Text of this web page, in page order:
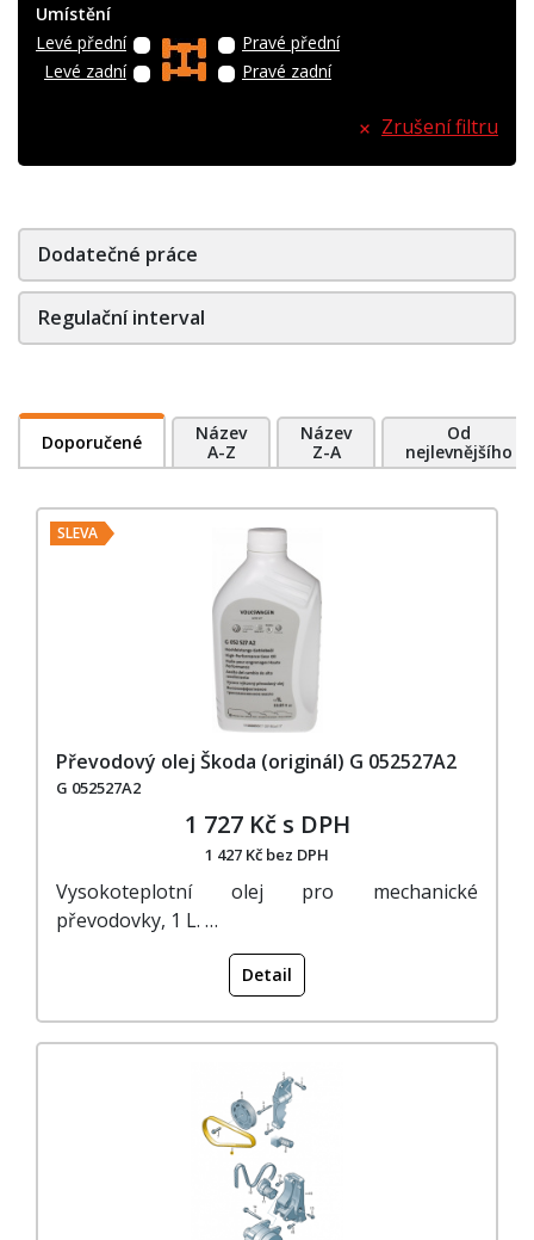
Umístění
Levé přední
Levé zadní
Pravé přední
Pravé zadní
Zrušení filtru
Dodatečné práce
Regulační interval
Doporučené
Název
A-Z
Název
Z-A
Od
nejlevnějšího
SLEVA
Převodový olej Škoda (originál) G 052527A2
G 052527A2
1 727 Kč s DPH
1 427 Kč bez DPH
Vysokoteplotní olej pro mechanické
převodovky, 1 L. …
Detail